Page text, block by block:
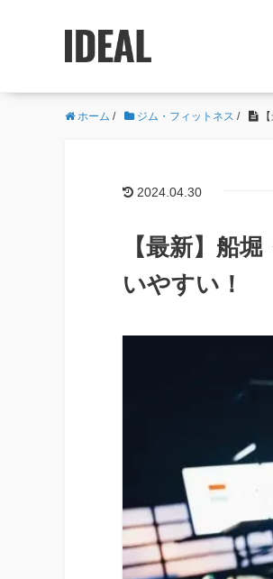
ホーム / ジム・フィットネス /
2024.04.30
【最新】船
いやすい！